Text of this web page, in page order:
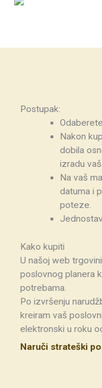
Postupak:
Nakon
dobila
izradu
Na vaš
datuma i
poteze.
Kako kupiti
U našoj web
poslovnog planera
potrebama.
Po izvršenju
kreiram vaš
elektronski u roku
Naruči strateški